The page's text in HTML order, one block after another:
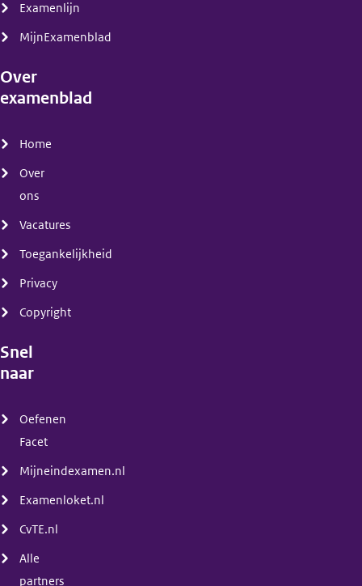
Examenlijn
MijnExamenblad
Over
examenblad
Home
Over
ons
Vacatures
Toegankelijkheid
Privacy
Copyright
Snel
naar
Oefenen
Facet
Mijneindexamen.nl
Examenloket.nl
CvTE.nl
Alle
partners